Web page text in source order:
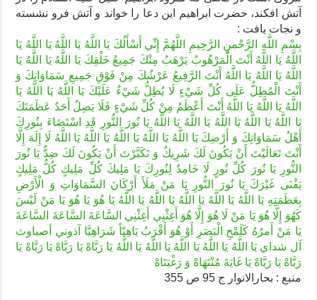
آتش افكند، حضرت ابراهيم
اين دعا را خواند و آتش فرو نشسته
و نجات يافت :
بِسْمِ اللَّهِ الرَّحْمنِ الرَّحِيمِ‏ اللَّهُمَّ إِنِّي أَسْأَلُكَ يَا اللَّهُ يَا اللَّهُ يَا اللَّهُ يَا
اللَّهُ يَا اللَّهُ أَنْتَ‏ الْمَرْهُوبُ‏ يَرْهَبُ‏ مِنْكَ‏ جَمِيعُ‏ خَلْقِكَ‏ يَا اللَّهُ‏ يَا اللَّهُ يَا
اللَّهُ يَا اللَّهُ يَا اللَّهُ أَنْتَ الرَّفِيعُ عَرْشُكَ مِنْ فَوْقِ جَمِيعِ سَمَاوَاتِكَ وَ
أَنْتَ الْمُطِلُّ عَلَى كُلِّ شَيْ‏ءٍ لَا يُطِلُّ شَيْ‏ءٌ عَلَيْكَ يَا اللَّهُ يَا اللَّهُ يَا
اللَّهُ يَا اللَّهُ يَا اللَّهُ أَنْتَ أَعْظَمُ مِنْ كُلِّ شَيْ‏ءٍ فَلَا يَصِلُ أَحَدٌ عَظَمَتَكَ
يَا اللَّهُ يَا اللَّهُ يَا اللَّهُ يَا اللَّهُ يَا اللَّهُ يَا نُورَ النُّورِ قَدِ اسْتَضَاءَ بِنُورِكَ
أَهْلُ سَمَاوَاتِكَ وَ أَرْضِكَ يَا اللَّهُ يَا اللَّهُ يَا اللَّهُ يَا اللَّهُ يَا اللَّهُ لَا إِلَهَ إِلَّا
أَنْتَ تَعَالَيْتَ أَنْ يَكُونَ لَكَ شَرِيكٌ وَ تَكَبَّرْتَ أَنْ يَكُونَ لَكَ ضِدٌّ يَا نُورَ
النُّورِ يَا نُورَ كُلِّ نُورٍ لَا خَامِدٌ لِنُورِكَ يَا مَلِيكَ كُلِّ مَلِيكٍ كُلُّ مَلِيكٍ
يَفْنَى غَيْرَكَ يَا نُورَ النُّورِ يَا مَنْ مَلَأَ أَرْكَانَ السَّمَاوَاتِ وَ الْأَرْضِ
بِعَظَمَتِهِ يَا اللَّهُ يَا اللَّهُ يَا اللَّهُ يَا اللَّهُ يَا اللَّهُ يَا هُوَ يَا هُوَ يَا مَنْ لَيْسَ
كَهُوَ إِلَّا هُوَ يَا مَنْ لَا هُوَ إِلَّا هُوَ أَغِثْنِي أَغِثْنِي السَّاعَةَ السَّاعَةَ السَّاعَةَ
يَا مَنْ أَمرُهُ‏ كَلَمْحِ الْبَصَرِ أَوْ هُوَ أَقْرَبُ‏ يَاهِيّاً شَرَاهِيَّا آذوني أصباوث
آل شداي يَا اللَّهُ يَا اللَّهُ يَا اللَّهُ يَا اللَّهُ يَا اللَّهُ يَا رَبَّاهْ يَا رَبَّاهْ يَا رَبَّاهْ يَا
رَبَّاهْ يَا رَبَّاهْ يَا غَايَةَ مُنْتَهَاهْ وَ رَغْبَتَاهْ
منبع : بحارالانوار ج 95 ص 355